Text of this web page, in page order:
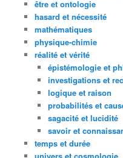
être et ontologie
hasard et nécessité
mathématiques
physique-chimie
réalité et vérité
épistémologie et
investigations et
logique et raison
probabilités et
sagacité et lucidité
savoir et
temps et durée